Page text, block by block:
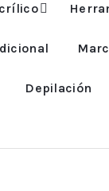
Depilación